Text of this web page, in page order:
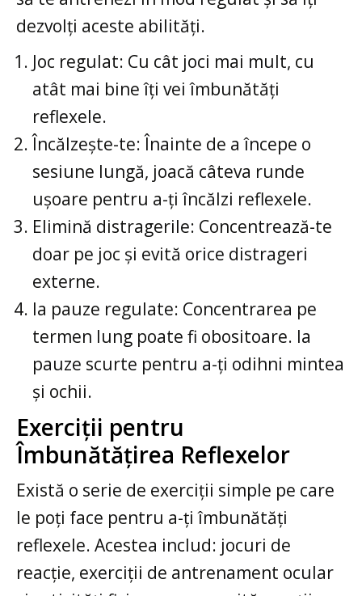
dezvolți aceste abilități.
Joc regulat: Cu cât joci mai mult, cu
atât mai bine îți vei îmbunătăți
reflexele.
Încălzește-te: Înainte de a începe o
sesiune lungă, joacă câteva runde
ușoare pentru a-ți încălzi reflexele.
Elimină distragerile: Concentrează-te
doar pe joc și evită orice distrageri
externe.
Ia pauze regulate: Concentrarea pe
termen lung poate fi obositoare. Ia
pauze scurte pentru a-ți odihni mintea
și ochii.
Exerciții pentru
Îmbunătățirea Reflexelor
Există o serie de exerciții simple pe care
le poți face pentru a-ți îmbunătăți
reflexele. Acestea includ: jocuri de
reacție, exerciții de antrenament ocular